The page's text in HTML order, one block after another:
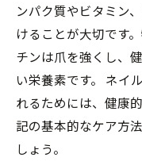
ンパク質やビタミン
けることが大切です
チンは爪を強くし、
い栄養素です。 ネイ
れるためには、健康
記の基本的なケア方
しょう。